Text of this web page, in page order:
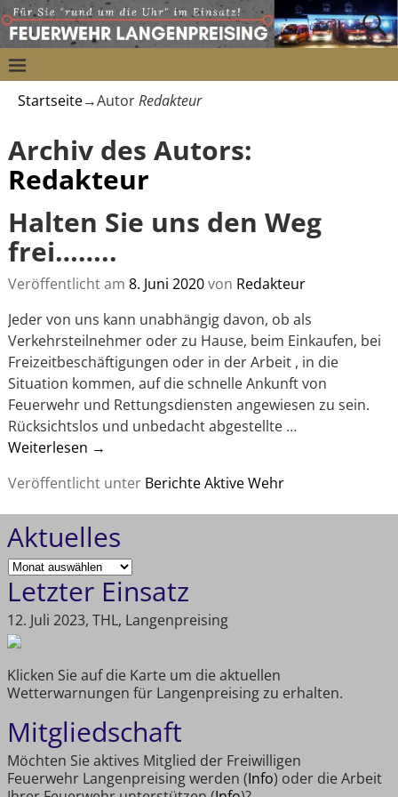
Startseite→AutorRedakteur
Archiv des Autors:
Redakteur
Halten Sie uns den Weg
frei……..
Veröffentlicht am 8. Juni 2020von Redakteur
Jeder von uns kann unabhängig davon, ob als
Verkehrsteilnehmer oder zu Hause, beim Einkaufen, bei
Freizeitbeschäftigungen oder in der Arbeit , in die
Situation kommen, auf die schnelle Ankunft von
Feuerwehr und Rettungsdiensten angewiesen zu sein.
Rücksichtslos und unbedacht abgestellte …
Weiterlesen →
Veröffentlicht unter Berichte Aktive Wehr
Aktuelles
Letzter Einsatz
12. Juli 2023, THL, Langenpreising
Klicken Sie auf die Karte um die aktuellen
Wetterwarnungen für Langenpreising zu erhalten.
Mitgliedschaft
Möchten Sie aktives Mitglied der Freiwilligen
Feuerwehr Langenpreising werden (Info) oder die Arbeit